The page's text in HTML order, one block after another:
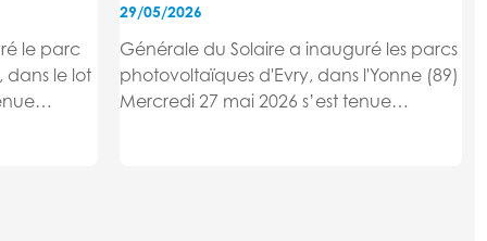
le parc
dans le lot
29/05/2026
Générale du Solaire a inauguré les parcs
photovoltaïques d'Evry, dans l'Yonne (89)
Mercredi 27 mai 2026 s’est tenue